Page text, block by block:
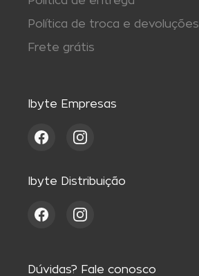
Política de troca e devoluções
Frete grátis
Ibyte Empresas
Ibyte Distribuição
Dúvidas? Fale conosco